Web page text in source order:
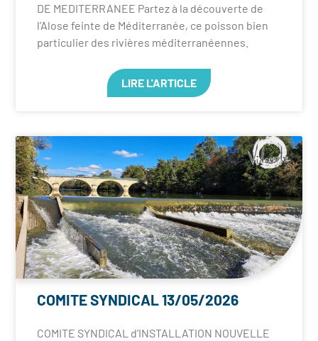
DE MEDITERRANEE Partez à la découverte de
l’Alose feinte de Méditerranée, ce poisson bien
particulier des rivières méditerranéennes.
LIRE L'ARTICLE
COMITE SYNDICAL 13/05/2026
COMITE SYNDICAL d’INSTALLATION NOUVELLE